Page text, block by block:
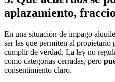
aplazamiento,
En una situación de impago
ser las que permiten al
cumplir de verdad. La ley no
como categorías cerradas, pero
consentimiento claro.